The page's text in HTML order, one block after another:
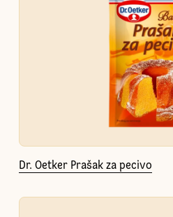
Dr. Oetker Prašak za pecivo